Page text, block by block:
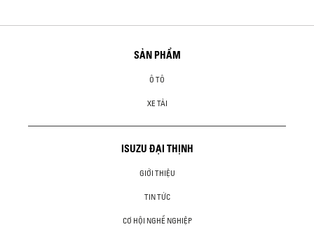
SẢN PHẨM
Ô TÔ
XE TẢI
ISUZU ĐẠI THỊNH
GIỚI THIỆU
TIN TỨC
CƠ HỘI NGHỀ NGHIỆP